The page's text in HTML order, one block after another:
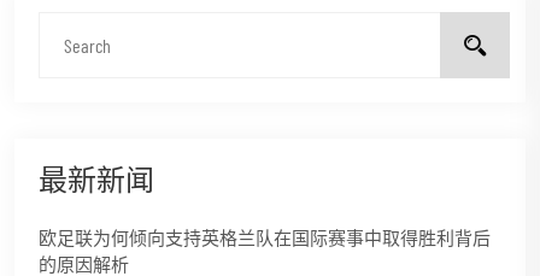
最新新闻
欧足联为何倾向支持英格兰队在国际赛事中取得胜利背后
的原因解析